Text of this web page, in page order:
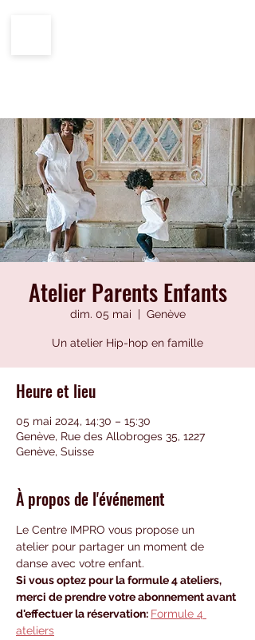
Atelier Parents Enfants
dim. 05 mai
  |
Genève
Un atelier Hip-hop en famille
Heure et lieu
05 mai 2024, 14:30 – 15:30
Genève, Rue des Allobroges 35, 1227
Genève, Suisse
À propos de l'événement
Le Centre IMPRO vous propose un
atelier pour partager un moment de
danse avec votre enfant.
Si vous optez pour la formule 4 ateliers,
merci de prendre votre abonnement avant
d'effectuer la réservation: Formule 4
ateliers